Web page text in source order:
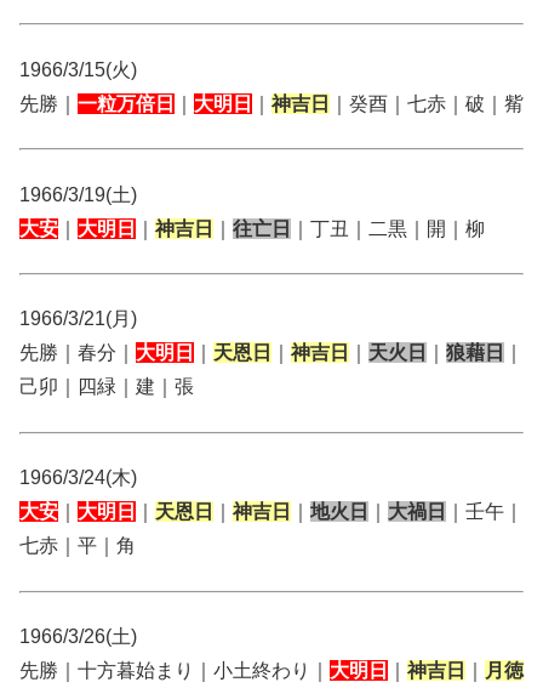
1966/3/15(火)
先勝｜ 一粒万倍日 大明日 神吉日 ｜癸酉｜七赤｜破｜觜
1966/3/19(土)
大安
大明日 神吉日 往亡日 ｜丁丑｜二黒｜開｜柳
1966/3/21(月)
先勝｜春分｜ 大明日 天恩日 神吉日 天火日 狼藉日
己卯｜四緑｜建｜張
1966/3/24(木)
大安
大明日 天恩日 神吉日 地火日 大禍日
｜壬午｜
七赤｜平｜角
1966/3/26(土)
先勝｜十方暮始まり｜小土終わり｜ 大明日 神吉日
月徳